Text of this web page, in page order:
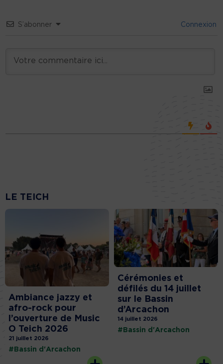
S’abonner Connexion
LE TEICH
Ambiance jazzy et
afro-rock pour
l’ouverture de Music
O Teich 2026
21 juillet 2026
#Bassin d'Arcachon
Cérémonies et
défilés du 14 juillet
sur le Bassin
d’Arcachon
14 juillet 2026
#Bassin d'Arcachon